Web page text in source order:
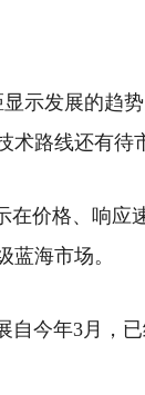
示发展的趋
路线还有待
在价格、响应
海市场。
自今年3月，